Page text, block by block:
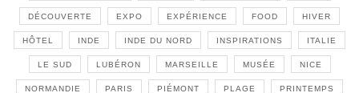
DÉCOUVERTE EXPO EXPÉRIENCE FOOD HIVER
HÔTEL INDE INDE DU NORD INSPIRATIONS ITALIE
LE SUD LUBÉRON MARSEILLE MUSÉE NICE
NORMANDIE PARIS PIÉMONT PLAGE PRINTEMPS